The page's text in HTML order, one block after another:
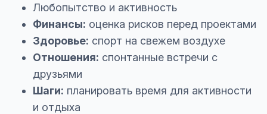
Любопытство и активность
Финансы: оценка рисков перед проектами
Здоровье: спорт на свежем воздухе
Отношения: спонтанные встречи с
друзьями
Шаги: планировать время для активности
и отдыха